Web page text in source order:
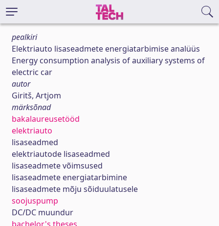
pealkiri
Elektriauto lisaseadmete energiatarbimise analüüs
Energy consumption analysis of auxiliary systems of
electric car
autor
Giritš, Artjom
märksõnad
bakalaureusetööd
elektriauto
lisaseadmed
elektriautode lisaseadmed
lisaseadmete võimsused
lisaseadmete energiatarbimine
lisaseadmete mõju sõiduulatusele
soojuspump
DC/DC muundur